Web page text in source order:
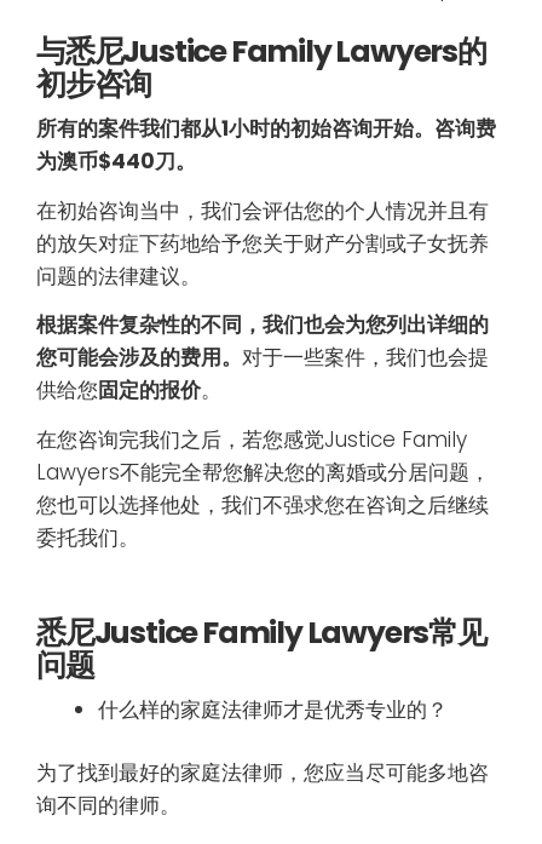
与悉尼Justice Family Lawyers的
初步咨询
所有的案件我们都从1小时的初始咨询开始。咨询费
为澳币$440刀。
在初始咨询当中，我们会评估您的个人情况并且有
的放矢对症下药地给予您关于财产分割或子女抚养
问题的法律建议。
根据案件复杂性的不同，我们也会为您列出详细的
您可能会涉及的费用。 对于一些案件，我们也会提
供给您固定的报价。
在您咨询完我们之后，若您感觉Justice Family
Lawyers不能完全帮您解决您的离婚或分居问题，
您也可以选择他处，我们不强求您在咨询之后继续
委托我们。
悉尼Justice Family Lawyers常见
问题
什么样的家庭法律师才是优秀专业的？
为了找到最好的家庭法律师，您应当尽可能多地咨
询不同的律师。